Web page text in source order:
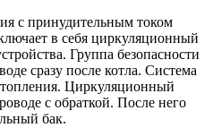
с принудительным током
в себя циркуляционный
Группа безопасности
сразу после котла. Система
Циркуляционный
с обраткой. После него
бак.